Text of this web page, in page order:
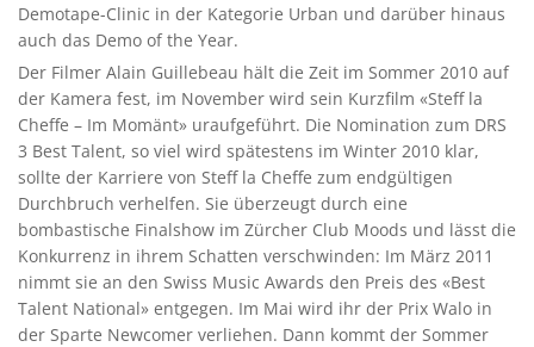
Demotape-Clinic in der Kategorie Urban und darüber hinaus
auch das Demo of the Year.
Der Filmer Alain Guillebeau hält die Zeit im Sommer 2010 auf
der Kamera fest, im November wird sein Kurzfilm «Steff la
Cheffe – Im Momänt» uraufgeführt. Die Nomination zum DRS
3 Best Talent, so viel wird spätestens im Winter 2010 klar,
sollte der Karriere von Steff la Cheffe zum endgültigen
Durchbruch verhelfen. Sie überzeugt durch eine
bombastische Finalshow im Zürcher Club Moods und lässt die
Konkurrenz in ihrem Schatten verschwinden: Im März 2011
nimmt sie an den Swiss Music Awards den Preis des «Best
Talent National» entgegen. Im Mai wird ihr der Prix Walo in
der Sparte Newcomer verliehen. Dann kommt der Sommer